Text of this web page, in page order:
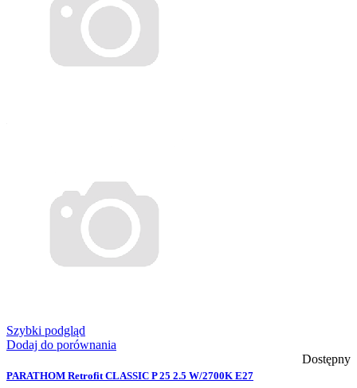
Szybki podgląd
Dodaj do porównania
Dostępny
PARATHOM Retrofit CLASSIC P 25 2.5 W/2700K E27